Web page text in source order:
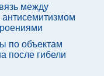
между
антисемитизмом
по объектам
после гибели